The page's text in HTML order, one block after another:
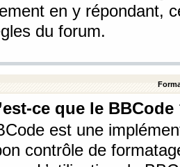
en y répondant,
du forum.
ce que le BBCode
est une
contrôle de